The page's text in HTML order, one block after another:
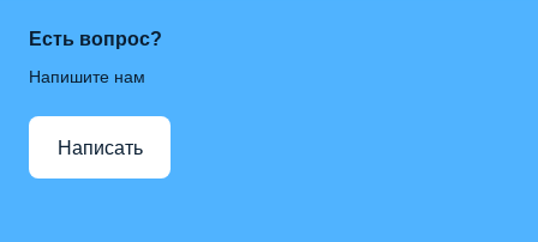
Есть вопрос?
Напишите нам
Написать